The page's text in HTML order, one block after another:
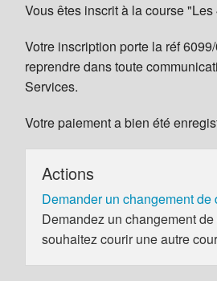
Informations
Vous êtes inscrit à la course
Votre inscription porte la réf
reprendre dans toute
Services.
Votre paiement a bien été
Actions
Demander un changement de
Demandez un changement
souhaitez courir une autre